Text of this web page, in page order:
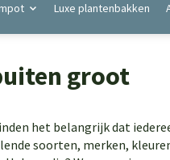
Luxe plantenbakken
groot
het belangrijk dat
soorten, merken,